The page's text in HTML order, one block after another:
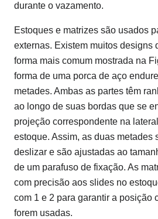
durante o vazamento.
Estoques e matrizes são usados
externas. Existem muitos designs
forma mais comum mostrada na
forma de uma porca de aço
metades. Ambas as partes têm
ao longo de suas bordas que se
projeção correspondente na
estoque. Assim, as duas metades
deslizar e são ajustadas ao
de um parafuso de fixação. As
com precisão aos slides no
com 1 e 2 para garantir a posição
forem usadas.